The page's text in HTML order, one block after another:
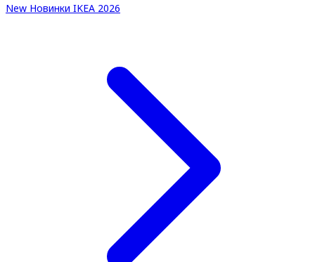
New Новинки IKEA 2026